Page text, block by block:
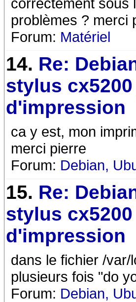
problèmes ? merci
Forum: Matériel
14. Re:
stylus
d'impression
ca y est, mon
merci pierre
Forum: Debian,
15. Re:
stylus
d'impression
dans le fichier /
plusieurs fois "do
Forum: Debian,